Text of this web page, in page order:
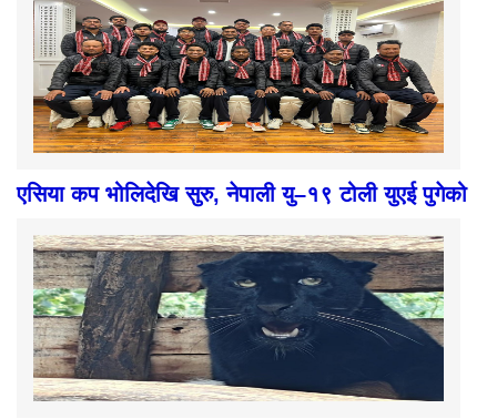
एसिया कप भोलिदेखि सुरु, नेपाली यु–१९ टोली युएई पुगेको